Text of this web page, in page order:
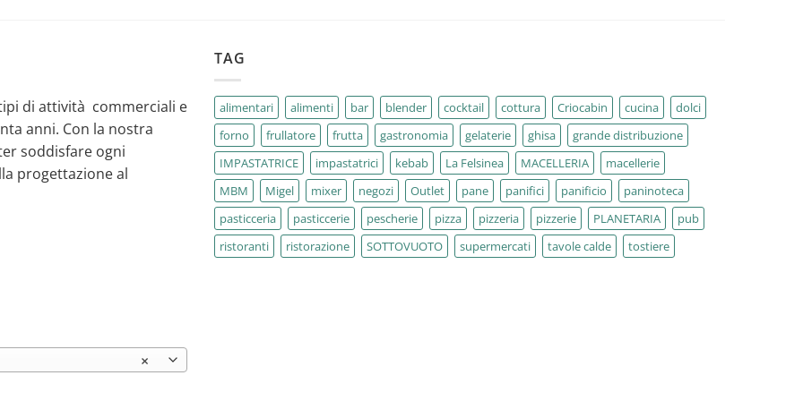
di attività commerciali e
anni. Con la nostra
soddisfare ogni
progettazione al
TAG
alimentari alimenti bar blender cocktail cottura Criocabin cucina
dolci
forno
frullatore frutta gastronomia gelaterie ghisa
grande distribuzione
IMPASTATRICE
impastatrici kebab La Felsinea MACELLERIA
macellerie
MBM
Migel mixer negozi Outlet pane panifici panificio
paninoteca
pasticceria
pasticcerie pescherie pizza pizzeria pizzerie PLANETARIA
pub
ristoranti
ristorazione SOTTOVUOTO supermercati tavole calde tostiere
×